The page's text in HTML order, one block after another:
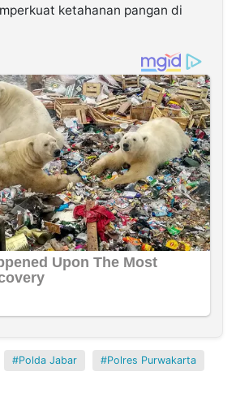
ketahanan pangan di
Polda Jabar Polres Purwakarta